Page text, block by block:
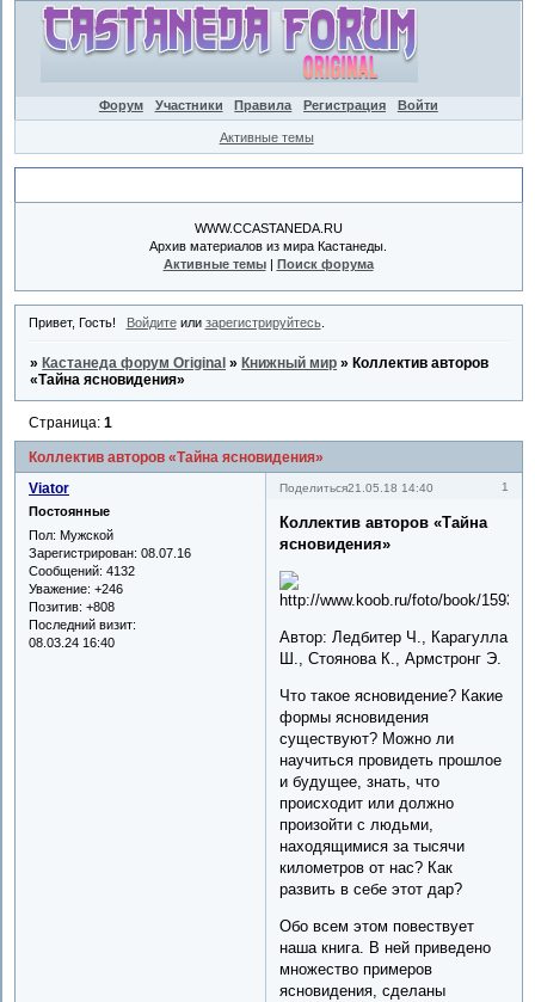
Форум Участники Правила Регистрация Войти
Активные темы
WWW.CCASTANEDA.RU
Архив материалов из мира Кастанеды.
Активные темы| Поиск форума
Привет, Гость! Войдитеили зарегистрируйтесь.
» Кастанеда форум Original » Книжный мир » Коллектив авторов
«Тайна ясновидения»
Коллектив авторов «Тайна ясновидения»
Страница:1
Поделиться 1
21.05.18 14:40
Viator
Постоянные
Пол: Мужской
Зарегистрирован: 08.07.16
Сообщений: 4132
Уважение: +246
Позитив: +808
Последний визит:
08.03.24 16:40
Коллектив авторов «Тайна
ясновидения»
Автор: Ледбитер Ч., Карагулла
Ш., Стоянова К., Армстронг Э.
Что такое ясновидение? Какие
формы ясновидения
существуют? Можно ли
научиться провидеть прошлое
и будущее, знать, что
происходит или должно
произойти с людьми,
находящимися за тысячи
километров от нас? Как
развить в себе этот дар?
Обо всем этом повествует
наша книга. В ней приведено
множество примеров
ясновидения, сделаны